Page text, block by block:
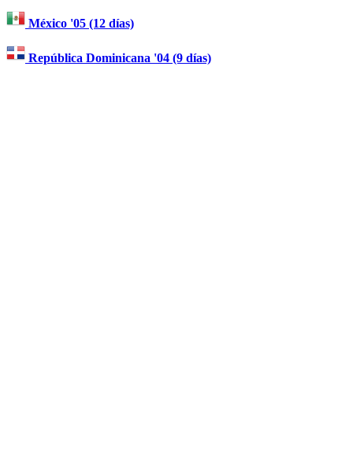
México '05 (12 días)
República Dominicana '04 (9 días)